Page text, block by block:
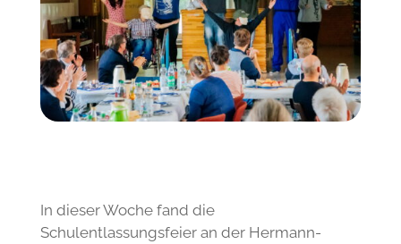
In dieser Woche fand die
Schulentlassungsfeier an der Hermann-